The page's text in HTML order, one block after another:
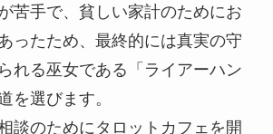
苦手で、貧しい家計のためにお
ったため、最終的には真実の守
れる巫女である「ライアーハン
を選びます。
談のためにタロットカフェを開